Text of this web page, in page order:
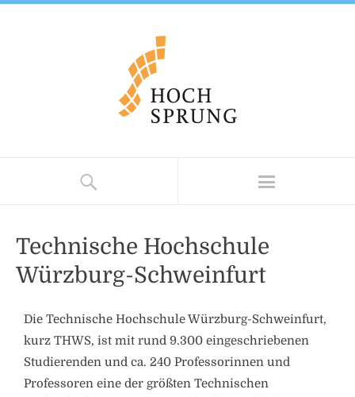
Technische Hochschule
Würzburg-Schweinfurt
Die Technische Hochschule Würzburg-Schweinfurt,
kurz THWS, ist mit rund 9.300 eingeschriebenen
Studierenden und ca. 240 Professorinnen und
Professoren eine der größten Technischen